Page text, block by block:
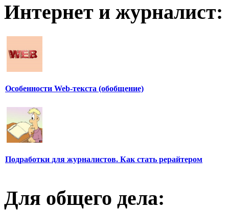
Интернет и журналист:
Особенности Web-текста (обобщение)
Подработки для журналистов. Как стать рерайтером
Для общего дела: